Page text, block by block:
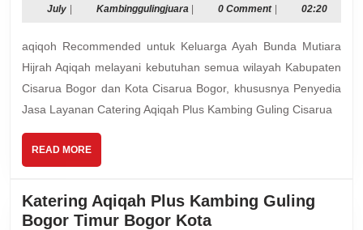
Aqiqah
Plus
Guling
JulyJuly
| KambinggulingjuaraKambinggulingjuara
| 0 Comment | 02:20
aqiqoh Recommended untuk Keluarga Ayah Bunda Mutiara
Hijrah Aqiqah melayani kebutuhan semua wilayah Kabupaten
Cisarua Bogor dan Kota Cisarua Bogor, khususnya Penyedia
Jasa Layanan Catering Aqiqah Plus Kambing Guling Cisarua
READ MOREREAD
MORE
Katering Aqiqah Plus Kambing Guling
Bogor Timur Bogor Kota